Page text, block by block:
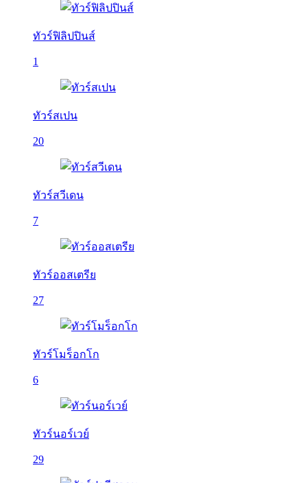
ทัวร์ฟิลิปปินส์
1
ทัวร์สเปน
20
ทัวร์สวีเดน
7
ทัวร์ออสเตรีย
27
ทัวร์โมร็อกโก
6
ทัวร์นอร์เวย์
29